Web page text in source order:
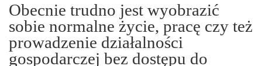
Obecnie trudno jest wyobrazić
sobie normalne życie, pracę czy też
prowadzenie działalności
gospodarczej bez dostępu do